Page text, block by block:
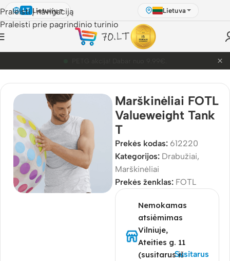
Praleisti į navigaciją
Praleisti prie pagrindinio turinio
LT Lietuvių Lietuva
×
Marškinėliai FOTL
Valueweight Tank
T
Prekės kodas: 612220
Kategorijos: Drabužiai,
Marškinėliai
Prekės ženklas: FOTL
Nemokamas
atsiėmimas
Vilniuje,
Ateities g. 11
(susitarus išSusitarus